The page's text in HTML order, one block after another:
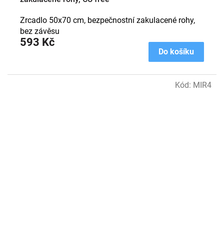
593 Kč
Do košíku
Zrcadlo 50x70 cm, bezpečnostní zakulacené rohy,
bez závěsu
Kód: MIR4